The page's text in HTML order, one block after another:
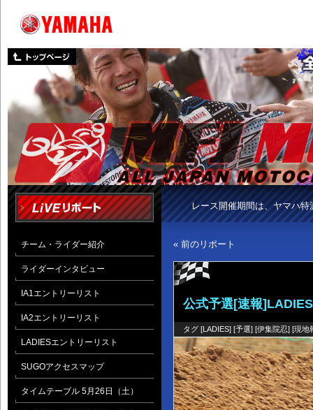
レース開催期間は、ヤマハ
« 前のリポート
公式予選[速報
タグ [LADIES] [予選] [伊集院忍] [現地
チーム・ライダー紹介
ライダーインタビュー
IA1エントリーリスト
IA2エントリーリスト
LADIESエントリーリスト
SUGOアクセスマップ
タイムテーブル 5月26日（土）